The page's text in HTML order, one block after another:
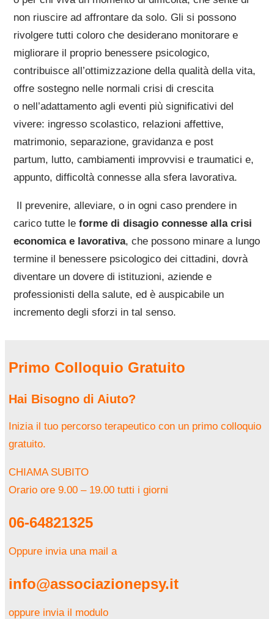
non riuscire ad affrontare da solo. Gli si possono
rivolgere tutti coloro che desiderano monitorare e
migliorare il proprio benessere psicologico,
contribuisce all’ottimizzazione della qualità della vita,
offre sostegno nelle normali crisi di crescita
o nell’adattamento agli eventi più significativi del
vivere: ingresso scolastico, relazioni affettive,
matrimonio, separazione, gravidanza e post
partum, lutto, cambiamenti improvvisi e traumatici e,
appunto, difficoltà connesse alla sfera lavorativa.
Il prevenire, alleviare, o in ogni caso prendere in
carico tutte leforme di disagio connesse alla crisi
economica e lavorativa, che possono minare a lungo
termine il benessere psicologico dei cittadini, dovrà
diventare un dovere di istituzioni, aziende e
professionisti della salute, ed è auspicabile un
incremento degli sforzi in tal senso.
Primo Colloquio Gratuito
Hai Bisogno di Aiuto?
Inizia il tuo percorso terapeutico con un primo colloquio
gratuito.
CHIAMA SUBITO
Orario ore 9.00 – 19.00 tutti i giorni
06-64821325
Oppure invia una mail a
info@associazionepsy.it
oppure invia il modulo